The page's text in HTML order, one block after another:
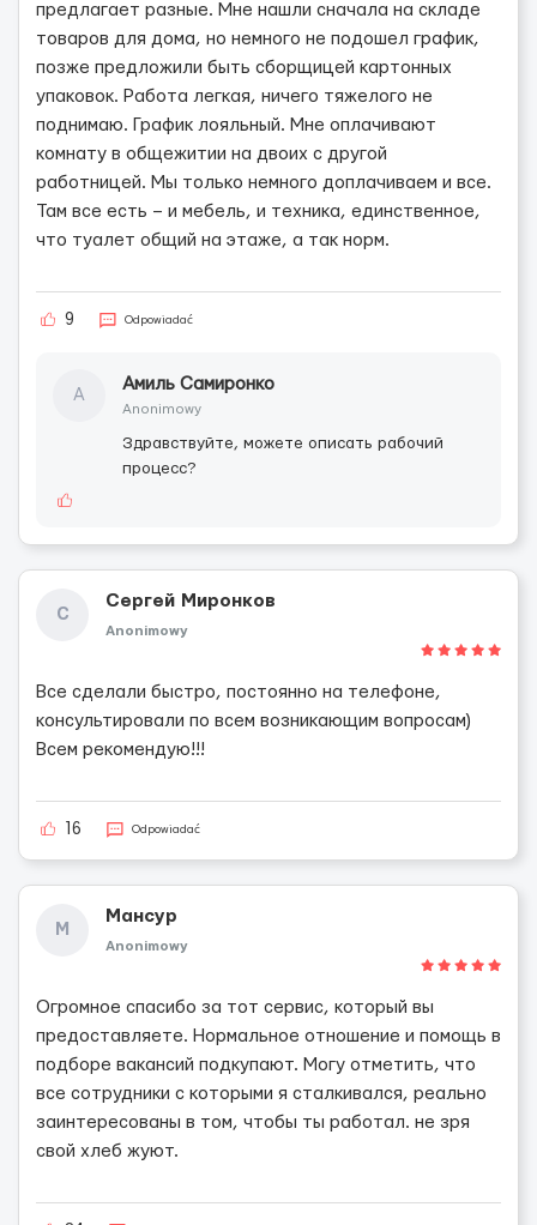
предлагает разные. Мне нашли сначала на складе
товаров для дома, но немного не подошел график,
позже предложили быть сборщицей картонных
упаковок. Работа легкая, ничего тяжелого не
поднимаю. График лояльный. Мне оплачивают
комнату в общежитии на двоих с другой
работницей. Мы только немного доплачиваем и все.
Там все есть – и мебель, и техника, единственное,
что туалет общий на этаже, а так норм.
9 Odpowiadać
А
Амиль Самиронко
Anonimowy
Здравствуйте, можете описать рабочий
процесс?
С
Сергей Миронков
Anonimowy
Все сделали быстро, постоянно на телефоне,
консультировали по всем возникающим вопросам)
Всем рекомендую!!!
16 Odpowiadać
М
Мансур
Anonimowy
Огромное спасибо за тот сервис, который вы
предоставляете. Нормальное отношение и помощь в
подборе вакансий подкупают. Могу отметить, что
все сотрудники с которыми я сталкивался, реально
заинтересованы в том, чтобы ты работал. не зря
свой хлеб жуют.